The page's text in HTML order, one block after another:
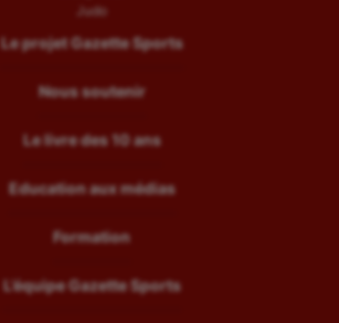
Judo
Le projet Gazette Sports
Nous soutenir
Le livre des 10 ans
Education aux médias
Formation
L’équipe Gazette Sports